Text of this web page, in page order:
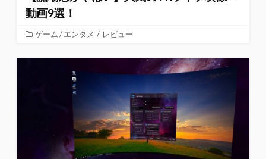
動画9選！
ゲーム / エンタメ / レビュー